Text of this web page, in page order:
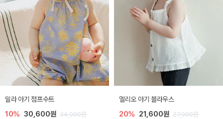
밀라 아기 점프수트
10% 30,600원 34,000원
엘리오 아기 블라우스
20% 21,600원 27,000원